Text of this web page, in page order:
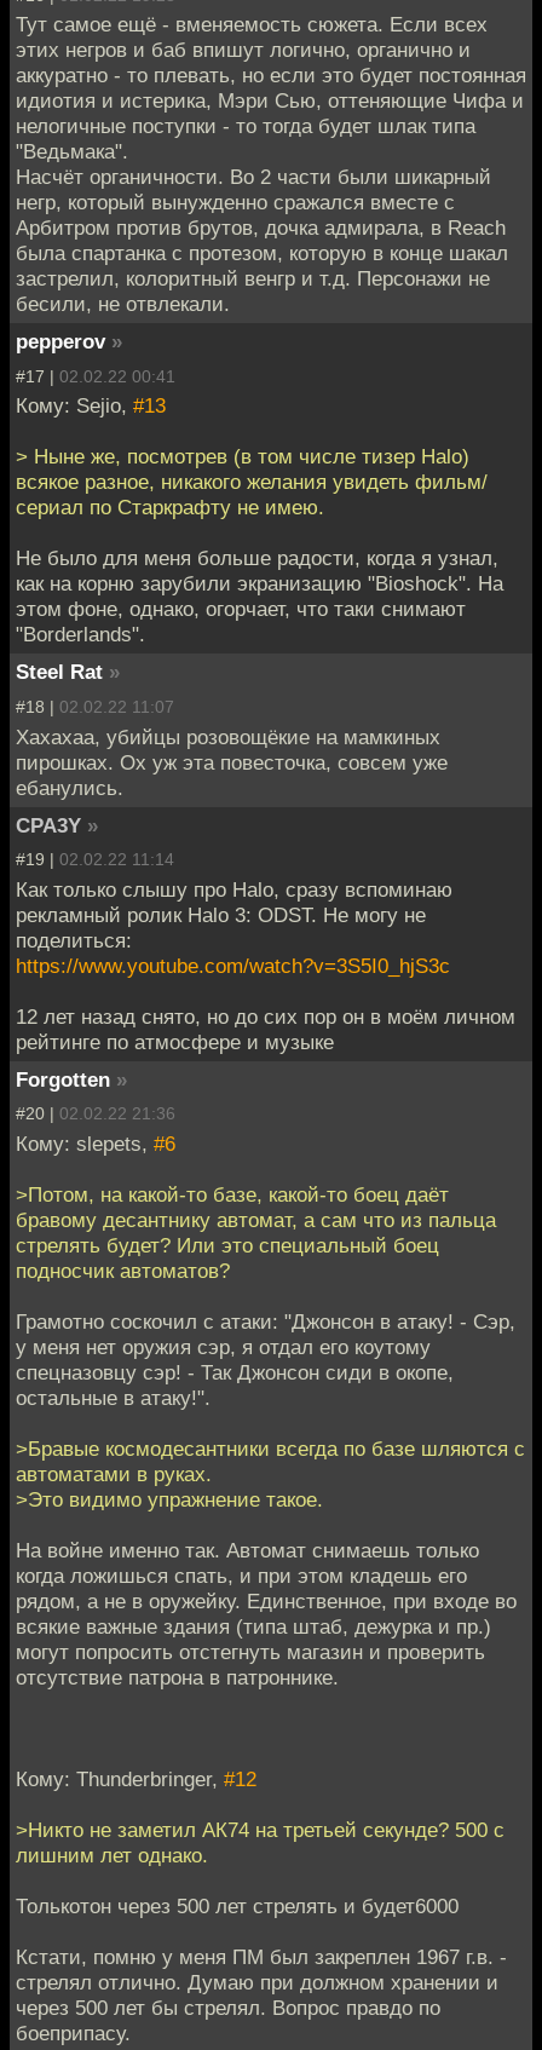
Тут самое ещё - вменяемость сюжета. Если всех
этих негров и баб впишут логично, органично и
аккуратно - то плевать, но если это будет постоянная
идиотия и истерика, Мэри Сью, оттеняющие Чифа и
нелогичные поступки - то тогда будет шлак типа
"Ведьмака".
Насчёт органичности. Во 2 части были шикарный
негр, который вынужденно сражался вместе с
Арбитром против брутов, дочка адмирала, в Reach
была спартанка с протезом, которую в конце шакал
застрелил, колоритный венгр и т.д. Персонажи не
бесили, не отвлекали.
pepperov »
#17 | 02.02.22 00:41
Кому: Sejio, #13
> Ныне же, посмотрев (в том числе тизер Halo)
всякое разное, никакого желания увидеть фильм/
сериал по Старкрафту не имею.
Не было для меня больше радости, когда я узнал,
как на корню зарубили экранизацию "Bioshock". На
этом фоне, однако, огорчает, что таки снимают
"Borderlands".
Steel Rat »
#18 | 02.02.22 11:07
Хахахаа, убийцы розовощёкие на мамкиных
пирошках. Ох уж эта повесточка, совсем уже
ебанулись.
CPA3Y »
#19 | 02.02.22 11:14
Как только слышу про Halo, сразу вспоминаю
рекламный ролик Halo 3: ODST. Не могу не
поделиться:
https://www.youtube.com/watch?v=3S5I0_hjS3c
12 лет назад снято, но до сих пор он в моём личном
рейтинге по атмосфере и музыке
Forgotten »
#20 | 02.02.22 21:36
Кому: slepets, #6
>Потом, на какой-то базе, какой-то боец даёт
бравому десантнику автомат, а сам что из пальца
стрелять будет? Или это специальный боец
подносчик автоматов?
Грамотно соскочил с атаки: "Джонсон в атаку! - Сэр,
у меня нет оружия сэр, я отдал его коутому
спецназовцу сэр! - Так Джонсон сиди в окопе,
остальные в атаку!".
>Бравые космодесантники всегда по базе шляются с
автоматами в руках.
>Это видимо упражнение такое.
На войне именно так. Автомат снимаешь только
когда ложишься спать, и при этом кладешь его
рядом, а не в оружейку. Единственное, при входе во
всякие важные здания (типа штаб, дежурка и пр.)
могут попросить отстегнуть магазин и проверить
отсутствие патрона в патроннике.
Кому: Thunderbringer, #12
>Никто не заметил АК74 на третьей секунде? 500 с
лишним лет однако.
Толькотон через 500 лет стрелять и будет6000
Кстати, помню у меня ПМ был закреплен 1967 г.в. -
стрелял отлично. Думаю при должном хранении и
через 500 лет бы стрелял. Вопрос правдо по
боеприпасу.